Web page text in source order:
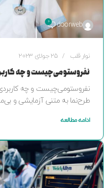
doorweb
0
نوار قلب 25 جولای 2023
نفروستومی‌چیست و چه
نفروستومی‌چیست و چه کاربردی
طرح‌نما به متنی آزمایشی و
ادامه مطالعه